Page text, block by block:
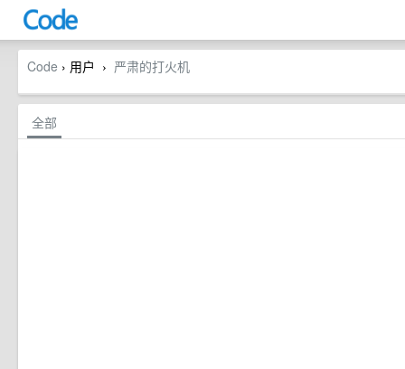
Code › 用户 › 严肃的打火机
全部